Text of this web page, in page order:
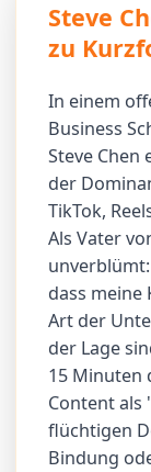
Steve
zu
In einem
Business
Steve Chen
der
TikTok,
Als Vater
dass meine
Art der
der Lage
15 Minuten
Content als
flüchtigen
Bindung